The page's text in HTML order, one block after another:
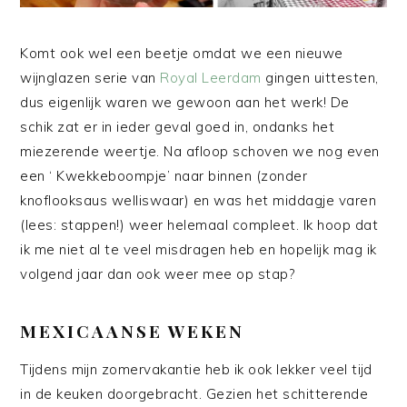
Komt ook wel een beetje omdat we een nieuwe
wijnglazen serie van Royal Leerdam gingen uittesten,
dus eigenlijk waren we gewoon aan het werk! De
schik zat er in ieder geval goed in, ondanks het
miezerende weertje. Na afloop schoven we nog even
een ‘ Kwekkeboompje’ naar binnen (zonder
knoflooksaus welliswaar) en was het middagje varen
(lees: stappen!) weer helemaal compleet. Ik hoop dat
ik me niet al te veel misdragen heb en hopelijk mag ik
volgend jaar dan ook weer mee op stap?
MEXICAANSE WEKEN
Tijdens mijn zomervakantie heb ik ook lekker veel tijd
in de keuken doorgebracht. Gezien het schitterende